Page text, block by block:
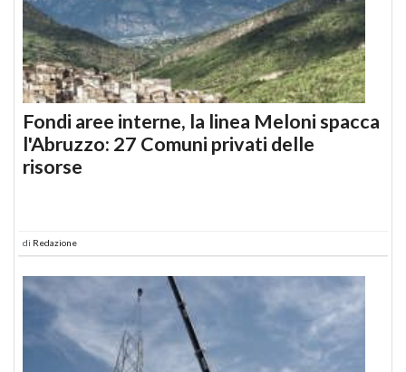
Fondi aree interne, la linea Meloni spacca
l'Abruzzo: 27 Comuni privati delle
risorse
di Redazione